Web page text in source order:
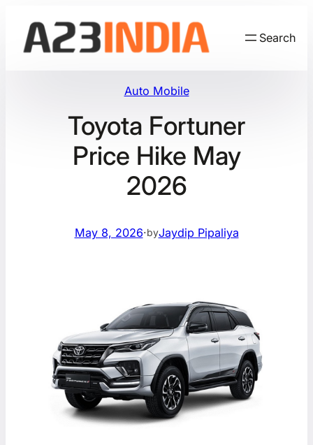
content
Search
Auto Mobile
Toyota Fortuner
Price Hike May
2026
May 8, 2026·byJaydip Pipaliya